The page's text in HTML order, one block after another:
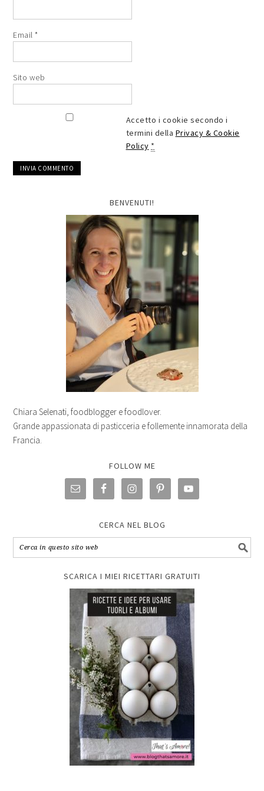
Email*
Sito web
Accetto i cookie secondo i
termini della Privacy & Cookie
Policy *
BENVENUTI!
Chiara Selenati, foodblogger e foodlover.
Grande appassionata di pasticceria e follemente innamorata della
Francia.
FOLLOW ME
CERCA NEL BLOG
SCARICA I MIEI RICETTARI GRATUITI